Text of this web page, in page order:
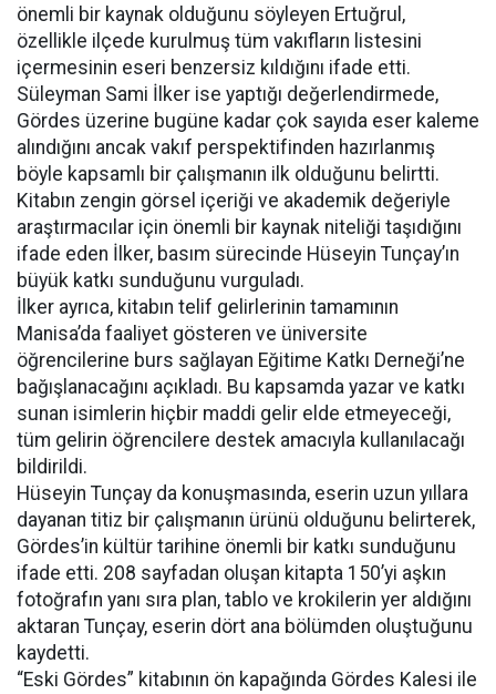
önemli bir kaynak olduğunu söyleyen Ertuğrul,
özellikle ilçede kurulmuş tüm vakıfların listesini
içermesinin eseri benzersiz kıldığını ifade etti.
Süleyman Sami İlker ise yaptığı değerlendirmede,
Gördes üzerine bugüne kadar çok sayıda eser kaleme
alındığını ancak vakıf perspektifinden hazırlanmış
böyle kapsamlı bir çalışmanın ilk olduğunu belirtti.
Kitabın zengin görsel içeriği ve akademik değeriyle
araştırmacılar için önemli bir kaynak niteliği taşıdığını
ifade eden İlker, basım sürecinde Hüseyin Tunçay’ın
büyük katkı sunduğunu vurguladı.
İlker ayrıca, kitabın telif gelirlerinin tamamının
Manisa’da faaliyet gösteren ve üniversite
öğrencilerine burs sağlayan Eğitime Katkı Derneği’ne
bağışlanacağını açıkladı. Bu kapsamda yazar ve katkı
sunan isimlerin hiçbir maddi gelir elde etmeyeceği,
tüm gelirin öğrencilere destek amacıyla kullanılacağı
bildirildi.
Hüseyin Tunçay da konuşmasında, eserin uzun yıllara
dayanan titiz bir çalışmanın ürünü olduğunu belirterek,
Gördes’in kültür tarihine önemli bir katkı sunduğunu
ifade etti. 208 sayfadan oluşan kitapta 150’yi aşkın
fotoğrafın yanı sıra plan, tablo ve krokilerin yer aldığını
aktaran Tunçay, eserin dört ana bölümden oluştuğunu
kaydetti.
“Eski Gördes” kitabının ön kapağında Gördes Kalesi ile